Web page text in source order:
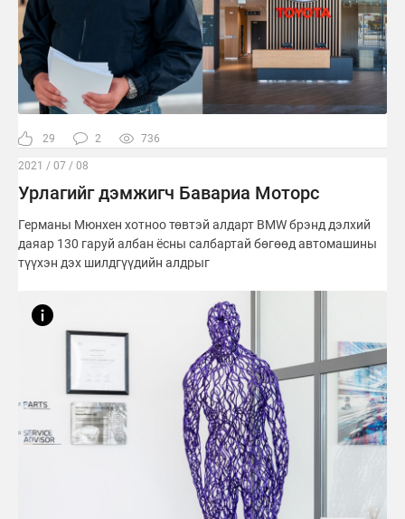
29 2 736
2021 / 07 / 08
Урлагийг дэмжигч Бавариа Моторс
Германы Мюнхен хотноо төвтэй алдарт BMW брэнд дэлхий
даяар 130 гаруй албан ёсны салбартай бөгөөд автомашины
түүхэн дэх шилдгүүдийн алдрыг